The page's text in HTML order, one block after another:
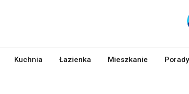
Kuchnia Łazienka Mieszkanie